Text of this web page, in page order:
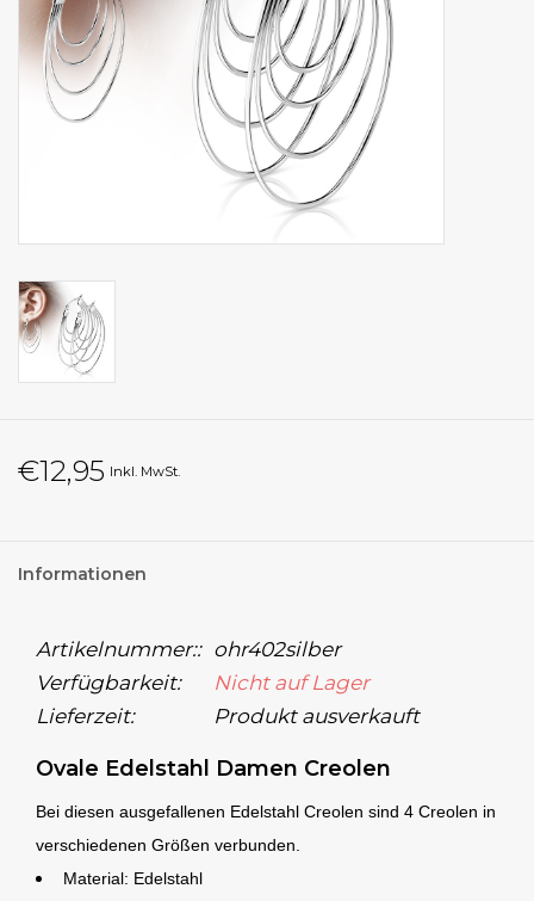
€12,95 Inkl. MwSt.
Informationen
Artikelnummer:: ohr402silber
Verfügbarkeit:
Nicht auf Lager
Lieferzeit:
Produkt ausverkauft
Ovale Edelstahl Damen Creolen
Bei diesen ausgefallenen Edelstahl Creolen sind 4 Creolen in
verschiedenen Größen verbunden.
Material: Edelstahl